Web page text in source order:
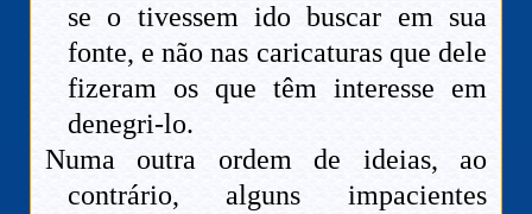
se o tivessem ido buscar em sua
fonte, e não nas caricaturas que dele
fizeram os que têm interesse em
denegri-lo.
Numa outra ordem de ideias, ao
contrário, alguns impacientes